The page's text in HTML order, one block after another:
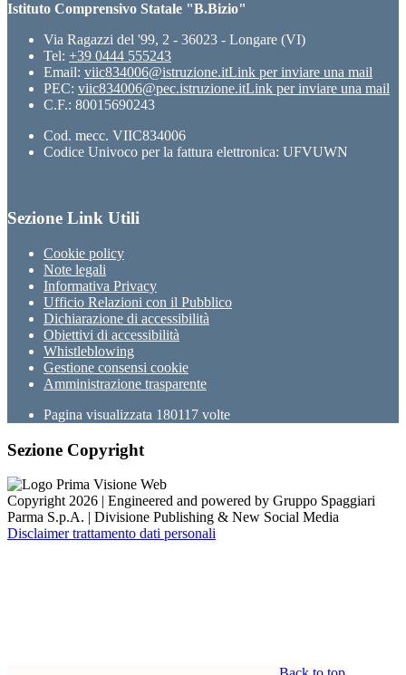
Istituto Comprensivo Statale "B.Bizio"
Via Ragazzi del '99, 2 - 36023 - Longare (VI)
Tel: +39 0444 555243
Email: viic834006@istruzione.itLink per inviare una mail
PEC: viic834006@pec.istruzione.itLink per inviare una mail
C.F.: 80015690243
Cod. mecc. VIIC834006
Codice Univoco per la fattura elettronica: UFVUWN
Sezione Link Utili
Cookie policy
Note legali
Informativa Privacy
Ufficio Relazioni con il Pubblico
Dichiarazione di accessibilità
Obiettivi di accessibilità
Whistleblowing
Gestione consensi cookie
Amministrazione trasparente
Pagina visualizzata 180117 volte
Sezione Copyright
Copyright 2026 | Engineered and powered by Gruppo Spaggiari
Parma S.p.A. | Divisione Publishing & New Social Media
Disclaimer trattamento dati personali